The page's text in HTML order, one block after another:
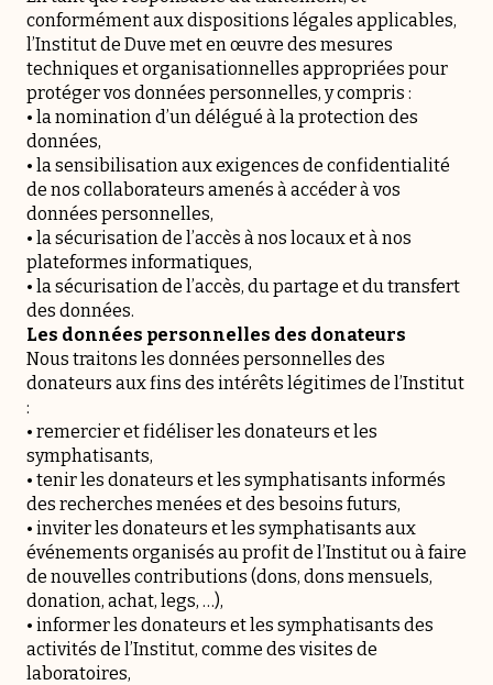
conformément aux dispositions légales applicables,
l’Institut de Duve met en œuvre des mesures
techniques et organisationnelles appropriées pour
protéger vos données personnelles, y compris :
• la nomination d’un délégué à la protection des
données,
• la sensibilisation aux exigences de confidentialité
de nos collaborateurs amenés à accéder à vos
données personnelles,
• la sécurisation de l’accès à nos locaux et à nos
plateformes informatiques,
• la sécurisation de l’accès, du partage et du transfert
des données.
Les données personnelles des donateurs
Nous traitons les données personnelles des
donateurs aux fins des intérêts légitimes de l’Institut
:
• remercier et fidéliser les donateurs et les
symphatisants,
• tenir les donateurs et les symphatisants informés
des recherches menées et des besoins futurs,
• inviter les donateurs et les symphatisants aux
événements organisés au profit de l’Institut ou à faire
de nouvelles contributions (dons, dons mensuels,
donation, achat, legs, …),
• informer les donateurs et les symphatisants des
activités de l’Institut, comme des visites de
laboratoires,